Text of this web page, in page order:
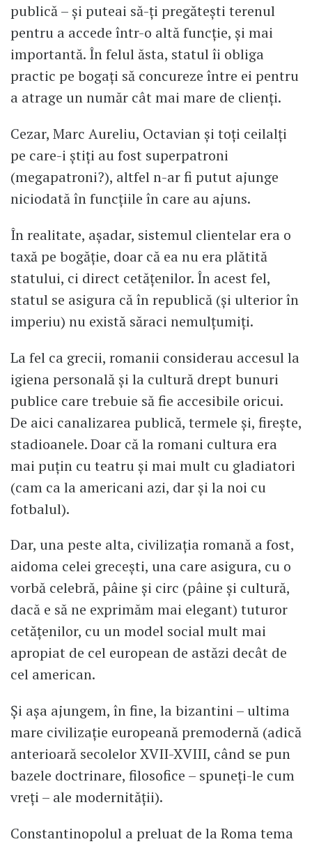
publică – și puteai să-ți pregătești terenul
pentru a accede într-o altă funcție, și mai
importantă. În felul ăsta, statul îi obliga
practic pe bogați să concureze între ei pentru
a atrage un număr cât mai mare de clienți.
Cezar, Marc Aureliu, Octavian și toți ceilalți
pe care-i știți au fost superpatroni
(megapatroni?), altfel n-ar fi putut ajunge
niciodată în funcțiile în care au ajuns.
În realitate, așadar, sistemul clientelar era o
taxă pe bogăție, doar că ea nu era plătită
statului, ci direct cetățenilor. În acest fel,
statul se asigura că în republică (și ulterior în
imperiu) nu există săraci nemulțumiți.
La fel ca grecii, romanii considerau accesul la
igiena personală și la cultură drept bunuri
publice care trebuie să fie accesibile oricui.
De aici canalizarea publică, termele și, firește,
stadioanele. Doar că la romani cultura era
mai puțin cu teatru și mai mult cu gladiatori
(cam ca la americani azi, dar și la noi cu
fotbalul).
Dar, una peste alta, civilizația romană a fost,
aidoma celei grecești, una care asigura, cu o
vorbă celebră, pâine și circ (pâine și cultură,
dacă e să ne exprimăm mai elegant) tuturor
cetățenilor, cu un model social mult mai
apropiat de cel european de astăzi decât de
cel american.
Și așa ajungem, în fine, la bizantini – ultima
mare civilizație europeană premodernă (adică
anterioară secolelor XVII-XVIII, când se pun
bazele doctrinare, filosofice – spuneți-le cum
vreți – ale modernității).
Constantinopolul a preluat de la Roma tema